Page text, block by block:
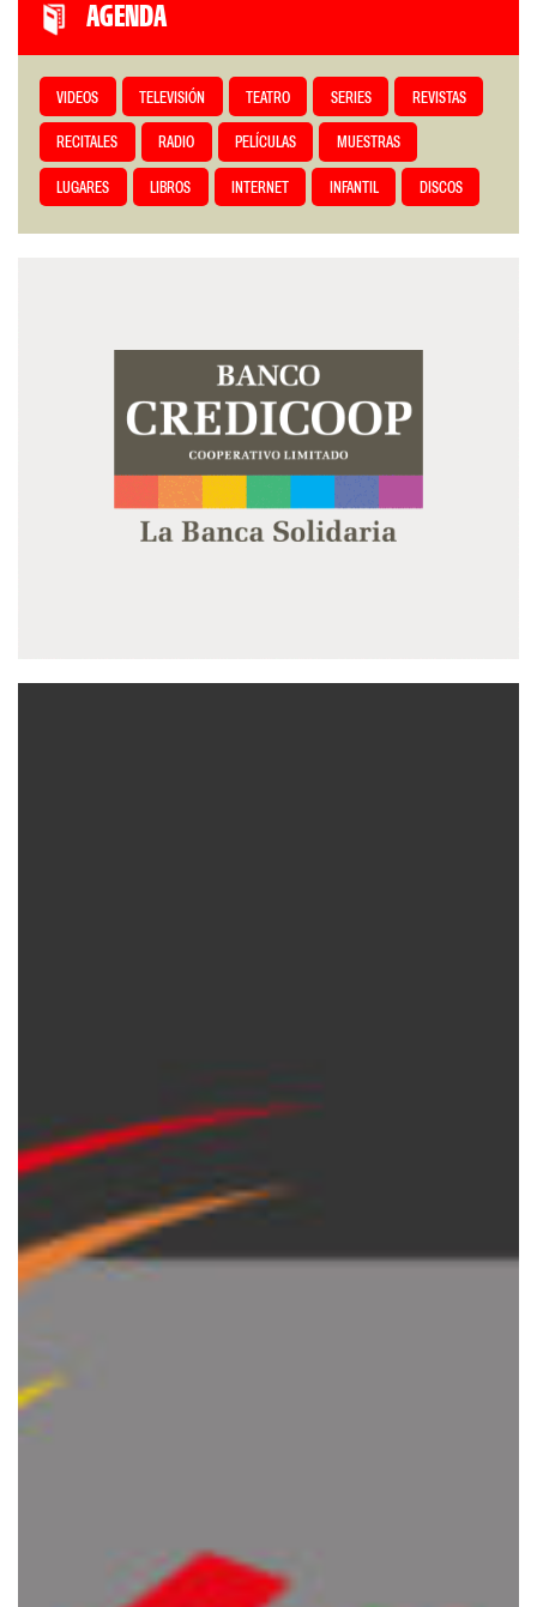
AGENDA
VIDEOS TELEVISIÓN TEATRO SERIES REVISTAS
RECITALES RADIO PELÍCULAS MUESTRAS
LUGARES LIBROS INTERNET INFANTIL DISCOS